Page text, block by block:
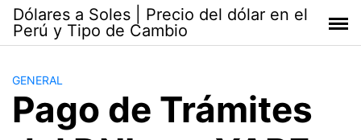
Saltar
contenido
Dólares a Soles | Precio del dólar en el
Perú y Tipo de Cambio
GENERAL
Pago de Trámites